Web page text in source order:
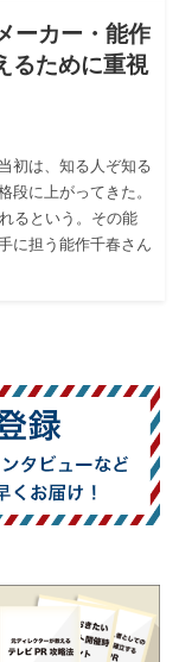
ーカー・能作
るために重視
初は、知る人ぞ知る
段に上がってきた。
るという。その能
に担う能作千春さん